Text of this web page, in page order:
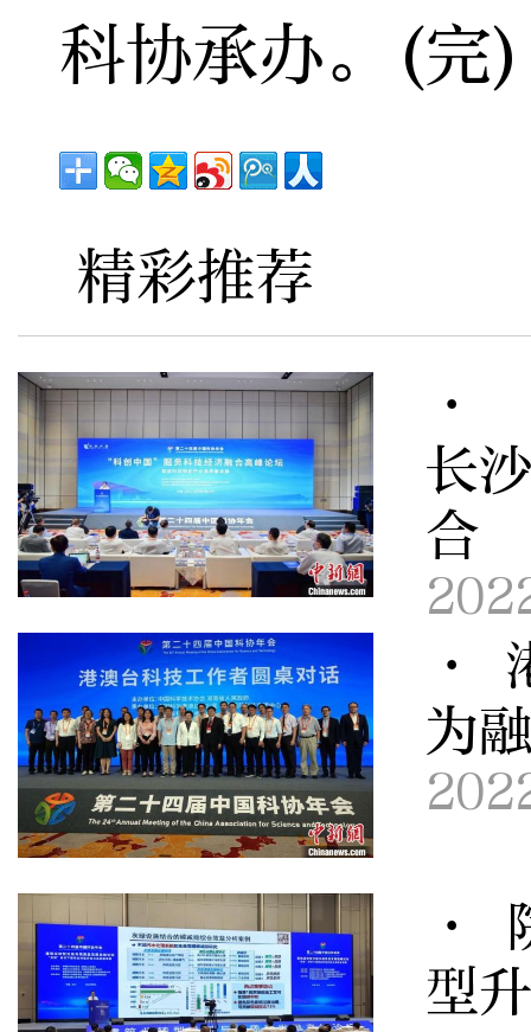
科协承办。(完)
精彩推荐
·
长
合
·
为
·
型